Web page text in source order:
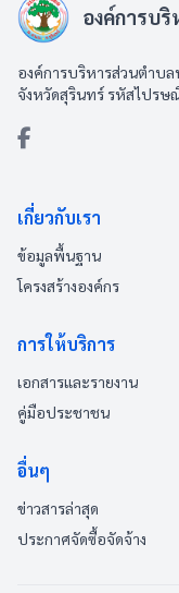
องค์การบ
องค์การบริหารส่วนตำบ
จังหวัดสุรินทร์ รหัสไปรษ
เกี่ยวกับเรา
ข้อมูลพื้นฐาน
โครงสร้างองค์กร
การให้บริการ
เอกสารและรายงาน
คู่มือประชาชน
อื่นๆ
ข่าวสารล่าสุด
ประกาศจัดซื้อจัดจ้าง